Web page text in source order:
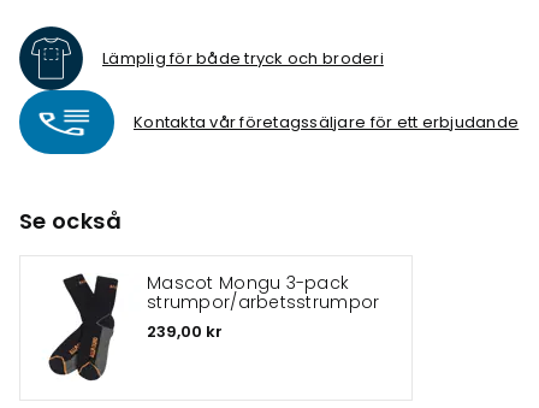
Lämplig för både tryck och broderi
Kontakta vår företagssäljare för ett erbjudande
Se också
Mascot Mongu 3-pack
strumpor/arbetsstrumpor
239,00 kr